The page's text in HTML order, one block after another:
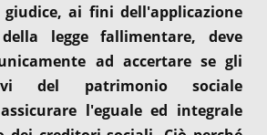
ai fini dell'applicazione
legge fallimentare, deve
ad accertare se gli
del patrimonio sociale
l'eguale ed integrale